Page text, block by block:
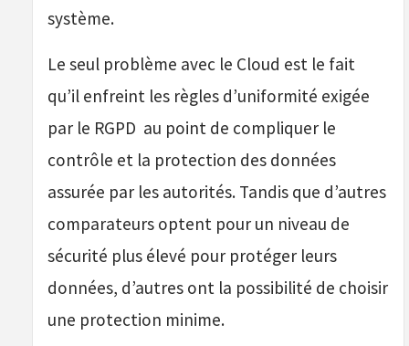
système.
Le seul problème avec le Cloud est le fait
qu’il enfreint les règles d’uniformité exigée
par le RGPD au point de compliquer le
contrôle et la protection des données
assurée par les autorités. Tandis que d’autres
comparateurs optent pour un niveau de
sécurité plus élevé pour protéger leurs
données, d’autres ont la possibilité de choisir
une protection minime.